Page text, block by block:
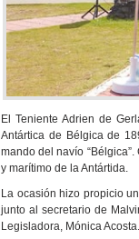
El Teniente Adrien de
Antártica de Bélgica de
mando del navío
y marítimo de la Antártida.
La ocasión hizo propicio
junto al secretario de
Legisladora, Mónica Acosta.